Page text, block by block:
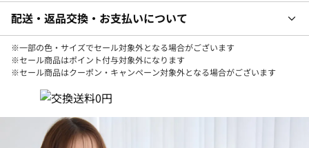
配送・返品交換・お支払いについて
※一部の色・サイズでセール対象外となる場合がございます
※セール商品はポイント付与対象外になります
※セール商品はクーポン・キャンペーン対象外となる場合がございます